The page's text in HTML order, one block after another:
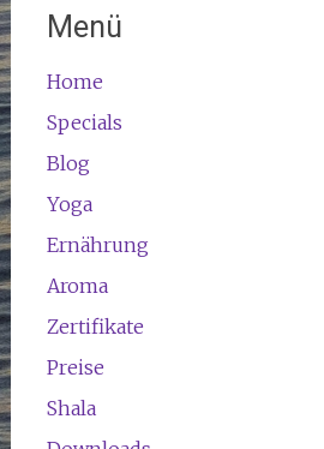
Menü
Home
Specials
Blog
Yoga
Ernährung
Aroma
Zertifikate
Preise
Shala